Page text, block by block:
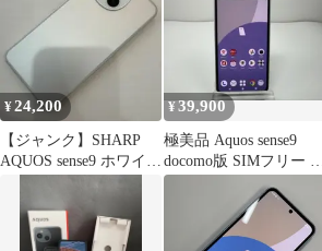
¥24,200
【ジャンク】SHARP
AQUOS sense9 ホワイト
¥39,900
極美品 Aquos sense9
docomo版 SIMフリー ホ
ワイト